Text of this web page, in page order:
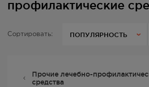
профилактические
Сортировать: ПОПУЛЯРНОСТЬ
Прочие лечебно-
средства